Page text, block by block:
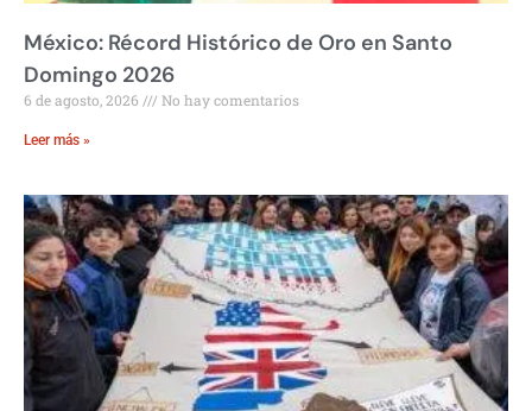
México: Récord Histórico de Oro en Santo
Domingo 2026
6 de agosto, 2026 No hay comentarios
Leer más »